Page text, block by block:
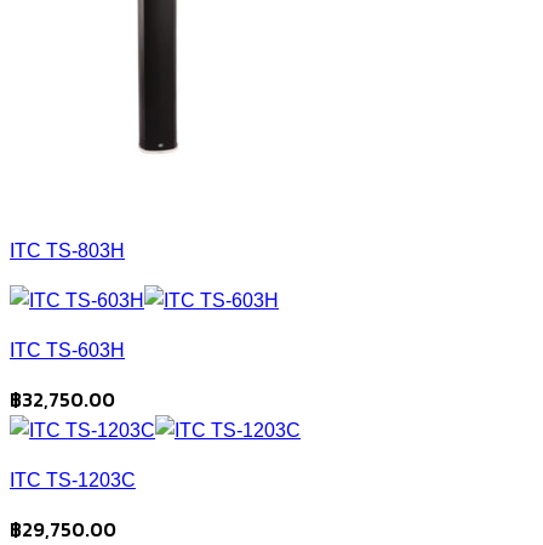
ITC TS-803H
ITC TS-603H
฿32,750.00
ITC TS-1203C
฿29,750.00